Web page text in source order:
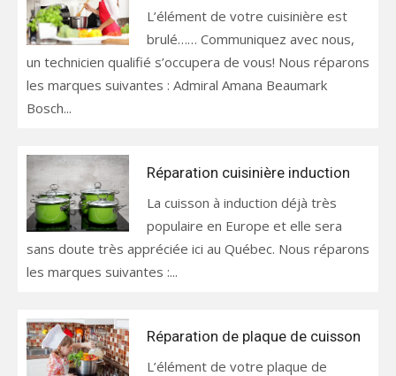
L’élément de votre cuisinière est
brulé…… Communiquez avec nous,
un technicien qualifié s’occupera de vous! Nous réparons
les marques suivantes : Admiral Amana Beaumark
Bosch...
Réparation cuisinière induction
La cuisson à induction déjà très
populaire en Europe et elle sera
sans doute très appréciée ici au Québec. Nous réparons
les marques suivantes :...
Réparation de plaque de cuisson
L’élément de votre plaque de